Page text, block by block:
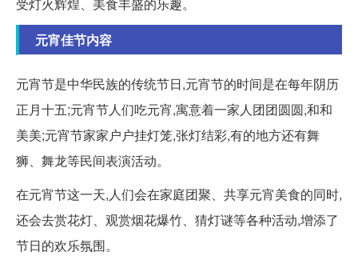
元宵佳节内容
元宵节是中华民族的传统节日,元宵节的时间是在每年阴历
正月十五;元宵节人们吃元宵,寓意着一家人团团圆圆,和和
美美;元宵节家家户户挂灯笼,张灯结彩,有的地方还有舞
狮、舞龙等民间表演活动。
在元宵节这一天,人们会在家庭团聚、共享元宵美食的同时,
还会去赏花灯、观赏烟花爆竹、猜灯谜等各种活动,增添了
节日的欢乐氛围。